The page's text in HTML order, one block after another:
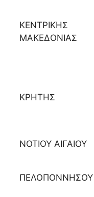
ΚΕΝΤΡΙΚΗΣ
ΜΑΚΕΔΟΝΙΑΣ
ΚΡΗΤΗΣ
ΝΟΤΙΟΥ ΑΙΓΑΙΟΥ
ΠΕΛΟΠΟΝΝΗΣΟΥ